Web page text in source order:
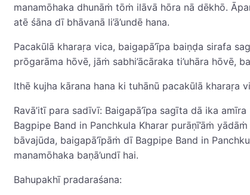
manamōhaka dhunāṁ tōṁ ilāvā hōra nā dēkhō.
atē śāna dī bhāvanā li’ā’undē hana.
Pacakūlā kharaṛa vica, baigapā’īpa baiṇḍa sirafa
prōgarāma hōvē, jāṁ sabhi’ācāraka ti’uhāra hōvē,
Ithē kujha kārana hana ki tuhānū pacakūlā kharaṛa
Ravā’itī para sadīvī: Baigapā’īpa sagīta dā ika
Bagpipe Band in Panchkula Kharar purāṇī’āṁ
bāvajūda, baigapā’īpāṁ dī Bagpipe Band in
manamōhaka baṇā’undī hai.
Bahupakhī pradaraśana: